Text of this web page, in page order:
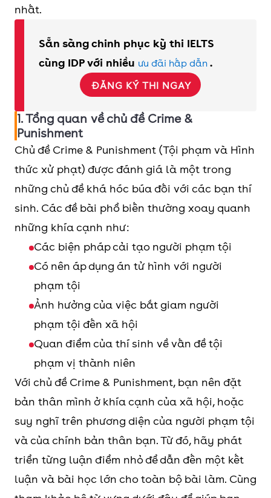
nhất.
Sẵn sàng chinh phục kỳ thi IELTS
cùng IDP với nhiều ưu đãi hấp dẫn .
ĐĂNG KÝ THI NGAY
1. Tổng quan về chủ đề Crime &
Punishment
Chủ đề Crime & Punishment (Tội phạm và Hình
thức xử phạt) được đánh giá là một trong
những chủ đề khá hóc búa đối với các bạn thí
sinh. Các đề bài phổ biến thường xoay quanh
những khía cạnh như:
Các biện pháp cải tạo người phạm tội
Có nên áp dụng án tử hình với người
phạm tội
Ảnh hưởng của việc bắt giam người
phạm tội đến xã hội
Quan điểm của thí sinh về vấn đề tội
phạm vị thành niên
Với chủ đề Crime & Punishment, bạn nên đặt
bản thân mình ở khía cạnh của xã hội, hoặc
suy nghĩ trên phương diện của người phạm tội
và của chính bản thân bạn. Từ đó, hãy phát
triển từng luận điểm nhỏ để dẫn đến một kết
luận và bài học lớn cho toàn bộ bài làm. Cùng